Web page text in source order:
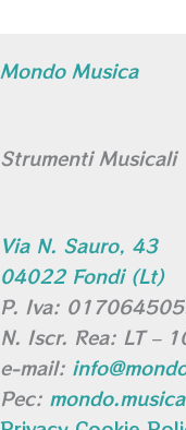
Mondo Musica
Strumenti Musicali
Via N. Sauro, 43
04022 Fondi (Lt)
P. Iva:
N. Iscr. Rea: LT –
e-mail:
Pec: